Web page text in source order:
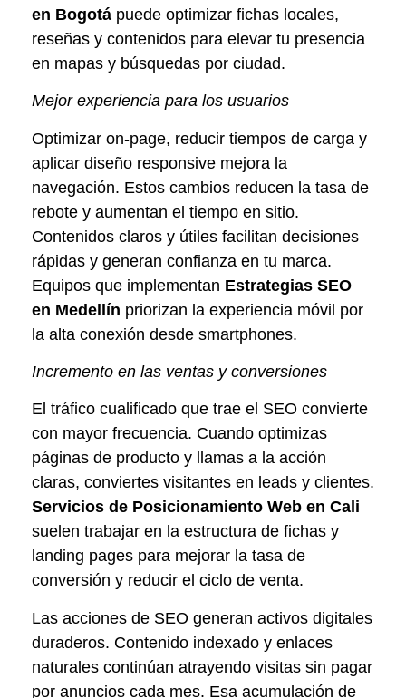
en Bogotá puede optimizar fichas locales,
reseñas y contenidos para elevar tu presencia
en mapas y búsquedas por ciudad.
Mejor experiencia para los usuarios
Optimizar on-page, reducir tiempos de carga y
aplicar diseño responsive mejora la
navegación. Estos cambios reducen la tasa de
rebote y aumentan el tiempo en sitio.
Contenidos claros y útiles facilitan decisiones
rápidas y generan confianza en tu marca.
Equipos que implementan Estrategias SEO
en Medellín priorizan la experiencia móvil por
la alta conexión desde smartphones.
Incremento en las ventas y conversiones
El tráfico cualificado que trae el SEO convierte
con mayor frecuencia. Cuando optimizas
páginas de producto y llamas a la acción
claras, conviertes visitantes en leads y clientes.
Servicios de Posicionamiento Web en Cali
suelen trabajar en la estructura de fichas y
landing pages para mejorar la tasa de
conversión y reducir el ciclo de venta.
Las acciones de SEO generan activos digitales
duraderos. Contenido indexado y enlaces
naturales continúan atrayendo visitas sin pagar
por anuncios cada mes. Esa acumulación de